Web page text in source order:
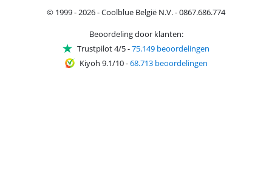
© 1999 - 2026 - Coolblue België N.V. - 0867.686.774
Beoordeling door klanten:
Trustpilot 4/5-75.149 beoordelingen
Kiyoh 9.1/10-68.713 beoordelingen